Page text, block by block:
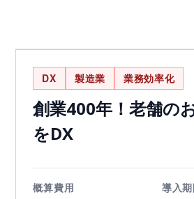
お問い合わ
DX 製造業 業務効率化
創業400年！老舗の
をDX
概算費用 導入